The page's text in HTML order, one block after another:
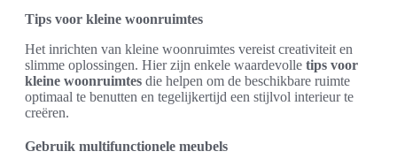
Tips voor kleine woonruimtes
Het inrichten van kleine woonruimtes vereist creativiteit en
slimme oplossingen. Hier zijn enkele waardevolle tips voor
kleine woonruimtes die helpen om de beschikbare ruimte
optimaal te benutten en tegelijkertijd een stijlvol interieur te
creëren.
Gebruik multifunctionele meubels